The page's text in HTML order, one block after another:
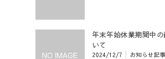
年末年始休業期間中
いて
2024/12/7 お知らせ記事